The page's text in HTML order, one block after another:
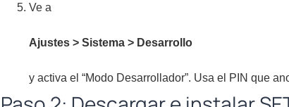
Ve a
Ajustes > Sistema > Desarrollo
y activa el “Modo Desarrollador”. Usa el PIN que